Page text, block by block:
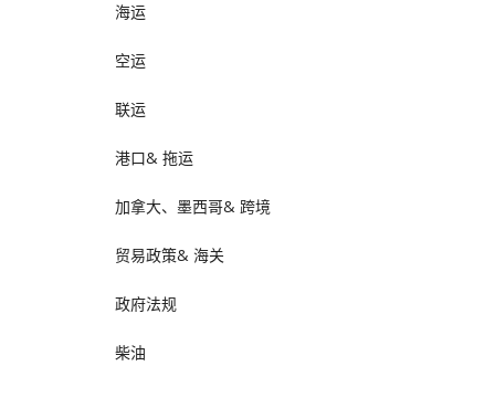
海运
空运
联运
港口& 拖运
加拿大、墨西哥& 跨境
贸易政策& 海关
政府法规
柴油